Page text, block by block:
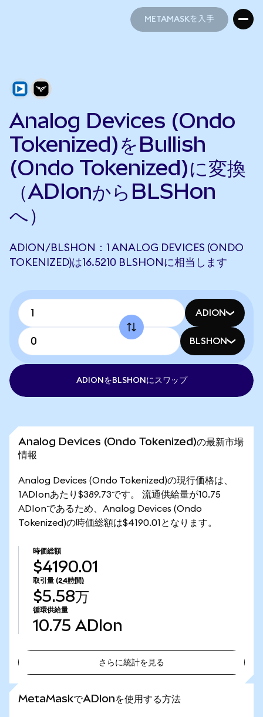
METAMASKを入手
Analog Devices (Ondo
Tokenized)をBullish
(Ondo Tokenized)に変換
（ADIonからBLSHon
へ）
ADION/BLSHON：1 ANALOG DEVICES (ONDO
TOKENIZED)は16.5210 BLSHONに相当します
ADION
BLSHON
ADIONをBLSHONにスワップ
Analog Devices (Ondo Tokenized)の最新市場
情報
Analog Devices (Ondo Tokenized)の現行価格は、
1ADIonあたり$389.73です。 流通供給量が10.75
ADIonであるため、Analog Devices (Ondo
Tokenized)の時価総額は$4190.01となります。
時価総額
$4190.01
取引量 (24時間)
$5.58万
循環供給量
10.75 ADIon
さらに統計を見る
MetaMaskでADIonを使用する方法